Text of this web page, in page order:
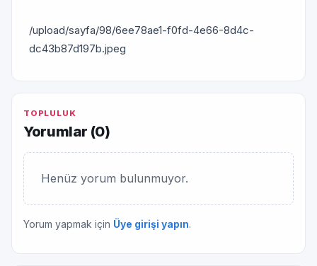
/upload/sayfa/98/6ee78ae1-f0fd-4e66-8d4c-
dc43b87d197b.jpeg
TOPLULUK
Yorumlar (0)
Henüz yorum bulunmuyor.
Yorum yapmak için Üye girişi yapın.